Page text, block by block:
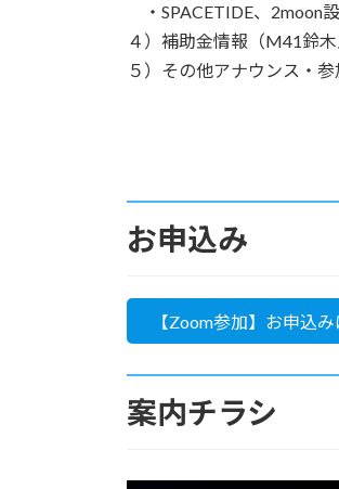
・SPACETIDE、2moon
４）補助金情報（M41鈴木
５）その他アナウンス・
お申込み
【Zoom参加】お申込
案内チラシ